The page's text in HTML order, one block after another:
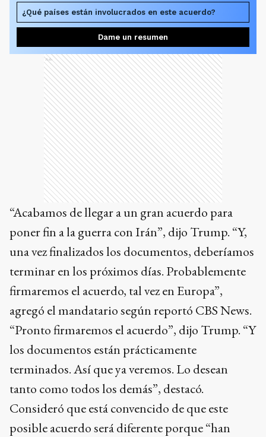
¿Qué países están involucrados en este acuerdo?
Dame un resumen
Ads
“Acabamos de llegar a un gran acuerdo para
poner fin a la guerra con Irán”, dijo Trump. “Y,
una vez finalizados los documentos, deberíamos
terminar en los próximos días. Probablemente
firmaremos el acuerdo, tal vez en Europa”,
agregó el mandatario según reportó CBS News.
“Pronto firmaremos el acuerdo”, dijo Trump. “Y
los documentos están prácticamente
terminados. Así que ya veremos. Lo desean
tanto como todos los demás”, destacó.
Consideró que está convencido de que este
posible acuerdo será diferente porque “han